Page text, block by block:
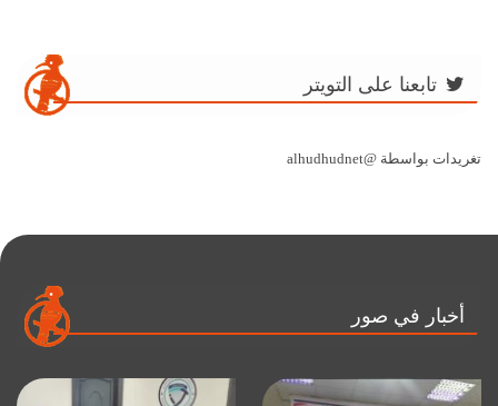
تابعنا على التويتر
تغريدات بواسطة @alhudhudnet
أخبار في صور